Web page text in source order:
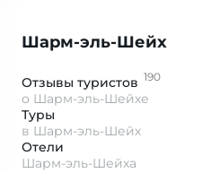
Шарм-эль-Шейх
Отзывы туристов 190
о Шарм-эль-Шейхе
Туры
в Шарм-эль-Шейх
Отели
Шарм-эль-Шейха